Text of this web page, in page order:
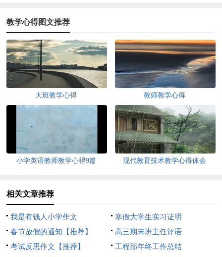
教学心得图文推荐
大班教学心得 教师教学心得
小学英语教师教学心得9篇 现代教育技术教学心得体会
相关文章推荐
我是有钱人小学作文
寒假大学生实习证明
春节放假的通知【推荐】
高三期末班主任评语
考试反思作文【推荐】
工程部年终工作总结